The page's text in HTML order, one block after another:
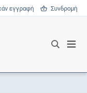
εγγραφή Συνδρομή